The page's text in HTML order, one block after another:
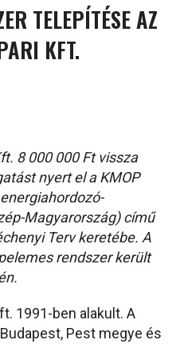
TELEPÍTÉSE AZ
KFT.
8 000 000 Ft vissza
nyert el a KMOP
Magyarország) című
Terv keretébe. A
rendszer került
1991-ben alakult. A
Pest megye és